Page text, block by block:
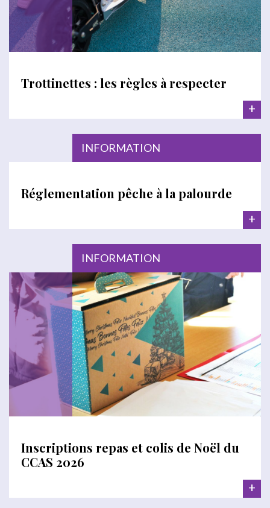
Trottinettes : les règles à respecter
+
INFORMATION
Réglementation pêche à la palourde
+
INFORMATION
Inscriptions repas et colis de Noël du
CCAS 2026
+